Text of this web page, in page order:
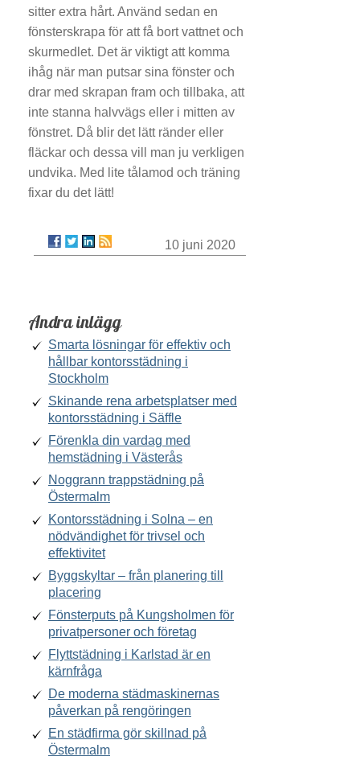
sitter extra hårt. Använd sedan en
fönsterskrapa för att få bort vattnet och
skurmedlet. Det är viktigt att komma
ihåg när man putsar sina fönster och
drar med skrapan fram och tillbaka, att
inte stanna halvvägs eller i mitten av
fönstret. Då blir det lätt ränder eller
fläckar och dessa vill man ju verkligen
undvika. Med lite tålamod och träning
fixar du det lätt!
10 juni 2020
Andra inlägg
Smarta lösningar för effektiv och
hållbar kontorsstädning i
Stockholm
Skinande rena arbetsplatser med
kontorsstädning i Säffle
Förenkla din vardag med
hemstädning i Västerås
Noggrann trappstädning på
Östermalm
Kontorsstädning i Solna – en
nödvändighet för trivsel och
effektivitet
Byggskyltar – från planering till
placering
Fönsterputs på Kungsholmen för
privatpersoner och företag
Flyttstädning i Karlstad är en
kärnfråga
De moderna städmaskinernas
påverkan på rengöringen
En städfirma gör skillnad på
Östermalm